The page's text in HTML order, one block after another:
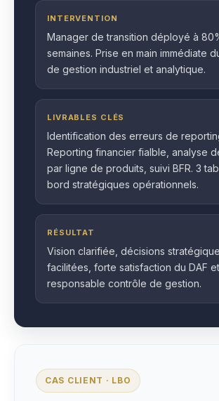
INTERVENTION
Manager de transition déployé à
semaines. Prise en main immédiate
de gestion industriel et analytique.
LIVRABLES CLÉS
Identification des erreurs de
Reporting financier fialble, analyse
par ligne de produits, suivi BFR. 3
bord stratégiques opérationnels.
RÉSULTAT
Vision clarifiée, décisions
facilitées, forte satisfaction du DAF
responsable contrôle de gestion.
CAS CLIENT · LBO